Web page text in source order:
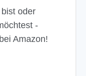
oder
-
Amazon!